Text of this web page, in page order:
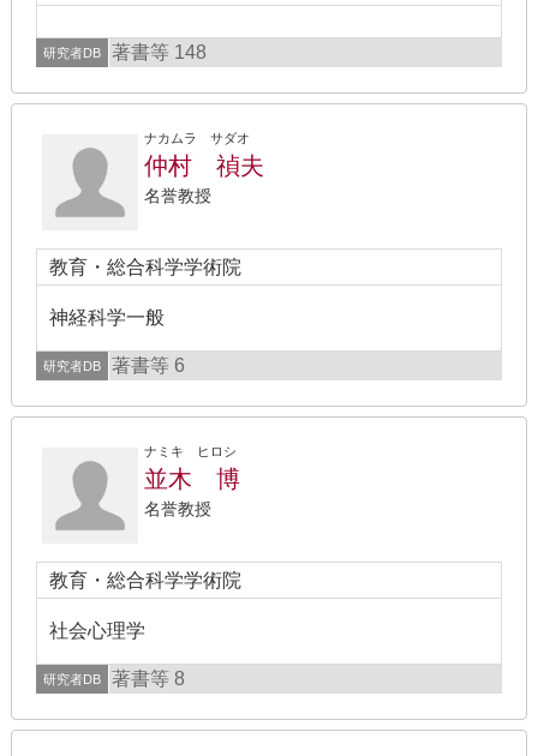
研究者DB 著書等 148
ナカムラ サダオ
仲村 禎夫
名誉教授
教育・総合科学学術院
神経科学一般
研究者DB 著書等 6
ナミキ ヒロシ
並木 博
名誉教授
教育・総合科学学術院
社会心理学
研究者DB 著書等 8